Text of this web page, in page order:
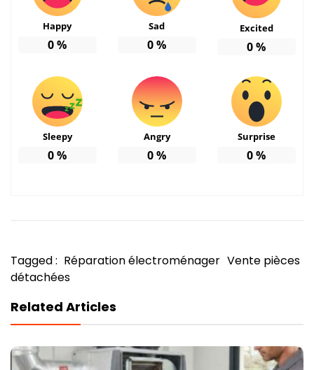
Happy
0%
Sad
0%
Excited
0%
Sleepy
0%
Angry
0%
Surprise
0%
Tagged : Réparation électroménager Vente pièces
détachées
Related Articles